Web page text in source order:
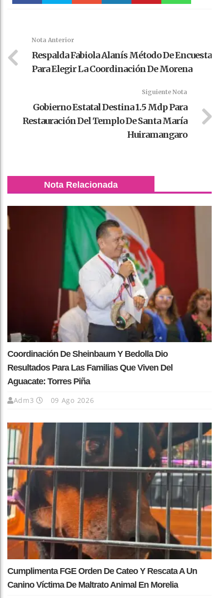
Nota Anterior
Respalda Fabiola Alanís Método De Encuesta
Para Elegir La Coordinación De Morena
Siguiente Nota
Gobierno Estatal Destina 1.5 Mdp Para
Restauración Del Templo De Santa María
Huiramangaro
Nota Relacionada
Coordinación De Sheinbaum Y Bedolla Dio
Resultados Para Las Familias Que Viven Del
Aguacate: Torres Piña
Adm3 09 Ago 2026
Cumplimenta FGE Orden De Cateo Y Rescata A Un
Canino Víctima De Maltrato Animal En Morelia